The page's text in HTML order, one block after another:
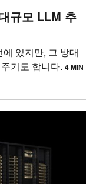
규모 LLM 추
있지만, 그 방대
기도 합니다. 4 MIN